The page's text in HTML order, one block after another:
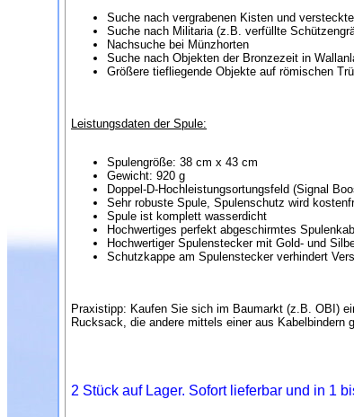
Suche nach vergrabenen Kisten und
Suche nach Militaria (z.B. verfüllte
Nachsuche bei Münzhorten
Suche nach Objekten der Bronzezeit in
Größere tiefliegende Objekte auf römischen
Leistungsdaten der Spule:
Spulengröße: 38 cm x 43 cm
Gewicht: 920 g
Doppel-D-Hochleistungsortungsfeld (Signal
Sehr robuste Spule, Spulenschutz wird
Spule ist komplett wasserdicht
Hochwertiges perfekt abgeschirmtes
Hochwertiger Spulenstecker mit Gold- und
Schutzkappe am Spulenstecker verhindert
Praxistipp: Kaufen Sie sich im Baumarkt (z.B. OBI)
Rucksack, die andere mittels einer aus Kabelbindern
2 Stück auf Lager. Sofort lieferbar und in 1